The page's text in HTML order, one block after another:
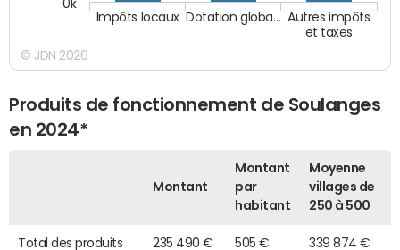
Autres impôts
et taxes
Dotation globa…
Impôts locaux
0k
© JDN 2026
Produits de fonctionnement de Soulanges
en 2024*
Montant
Montant
par
habitant
Moyenne
villages de
250 à 500
Total des produits
235 490 € 505 € 339 874 €